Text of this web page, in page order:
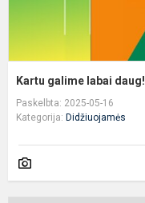
Kartu galime labai daug!
Paskelbta: 2025-05-16
Kategorija: Didžiuojamės